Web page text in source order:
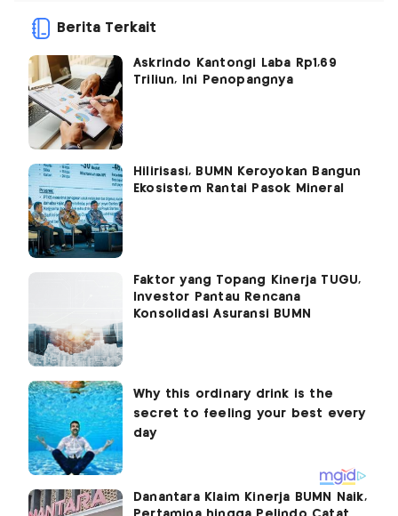
Berita Terkait
Askrindo Kantongi Laba Rp1,69
Triliun, Ini Penopangnya
Hilirisasi, BUMN Keroyokan Bangun
Ekosistem Rantai Pasok Mineral
Faktor yang Topang Kinerja TUGU,
Investor Pantau Rencana
Konsolidasi Asuransi BUMN
Danantara Klaim Kinerja BUMN Naik,